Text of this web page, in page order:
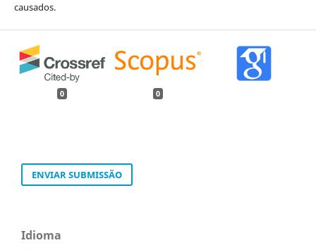
causados.
0 0
ENVIAR SUBMISSÃO
Idioma